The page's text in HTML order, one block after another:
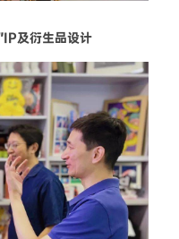
及衍生品设计